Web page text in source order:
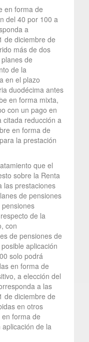
en forma de
del 40 por 100 a
a
de diciembre de
más de dos
de
de la
en el plazo
duodécima antes
en forma mixta,
con un pago en
citada reducción a
en forma de
la prestación
que el
sobre la Renta
las prestaciones
de pensiones
de la
con
de pensiones de
aplicación
solo podrá
en forma de
a elección del
a las
de diciembre de
en otros
forma de
de la